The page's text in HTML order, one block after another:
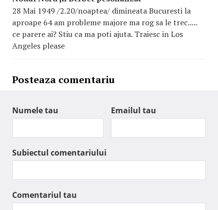
28 Mai 1949 /2.20/noaptea/ dimineata Bucuresti la
aproape 64 am probleme majore ma rog sa le trec.....
ce parere ai? Stiu ca ma poti ajuta. Traiesc in Los
Angeles please
Posteaza comentariu
Numele tau Emailul tau
Subiectul comentariului
Comentariul tau